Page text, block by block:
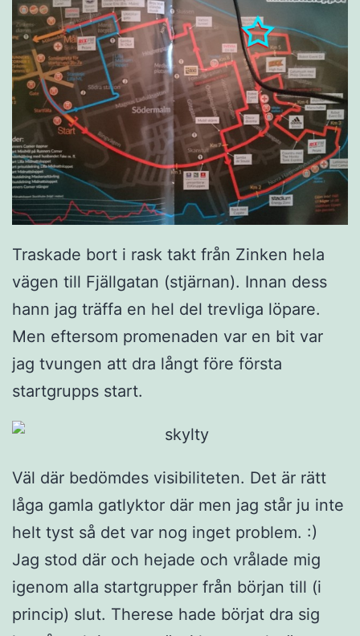
Traskade bort i rask takt från Zinken hela
vägen till Fjällgatan (stjärnan). Innan dess
hann jag träffa en hel del trevliga löpare.
Men eftersom promenaden var en bit var
jag tvungen att dra långt före första
startgrupps start.
Väl där bedömdes visibiliteten. Det är rätt
låga gamla gatlyktor där men jag står ju inte
helt tyst så det var nog inget problem. :)
Jag stod där och hejade och vrålade mig
igenom alla startgrupper från början till (i
princip) slut. Therese hade börjat dra sig